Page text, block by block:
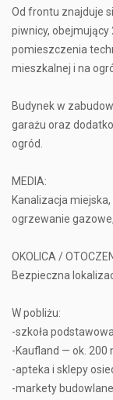
Od frontu znajduje
piwnicy,
pomieszczenia
mieszkalnej i na
Budynek w
garażu oraz
ogród.
MEDIA:
Kanalizacja
ogrzewanie
OKOLICA /
Bezpieczna
W pobliżu:
-szkoła
-Kaufland — ok. 200
-apteka i sklepy
-markety